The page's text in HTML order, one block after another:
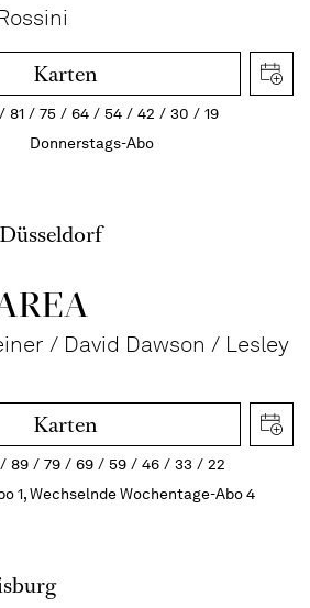
Karten
81 75 64 54 42 30
19
Donnerstags-Abo
/ David Dawson / Lesley
Karten
89 79 69 59 46 33
22
1, Wechselnde Wochentage-Abo 4